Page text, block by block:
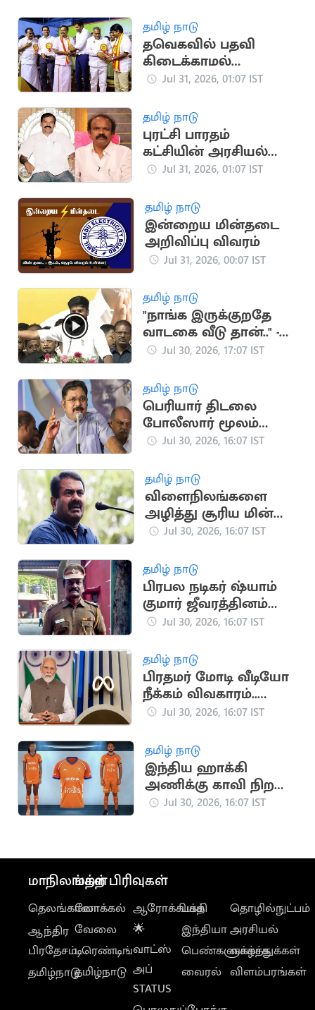
தமிழ் நாடு
தவெகவில் பதவி
கிடைக்காமல்
தவிக்கும் மாஜி
Jul 31, 2026, 01:07 IST
தமிழ் நாடு
புரட்சி பாரதம்
கட்சியின் அரசியல்
பயணம்
Jul 31, 2026, 01:07 IST
தமிழ் நாடு
இன்றைய மின்தடை
அறிவிப்பு விவரம்
Jul 31, 2026, 00:07 IST
தமிழ் நாடு
"நாங்க இருக்குறதே
வாடகை வீடு தான்.." -
அமைச்சர் ரமேஷ்
Jul 30, 2026, 17:07 IST
தமிழ் நாடு
பெரியார் திடலை
போலீஸார் மூலம்
முடக்குவதா? - டிடிவி
Jul 30, 2026, 16:07 IST
தமிழ் நாடு
விளைநிலங்களை
அழித்து சூரிய மின்
உற்பத்தி.. சீமான்
Jul 30, 2026, 16:07 IST
தமிழ் நாடு
பிரபல நடிகர் ஷ்யாம்
குமார் ஜீவரத்தினம்
காலமானார்
Jul 30, 2026, 16:07 IST
தமிழ் நாடு
பிரதமர் மோடி வீடியோ
நீக்கம் விவகாரம்..
மெட்டாவுக்கு மீண்டும்
Jul 30, 2026, 16:07 IST
தமிழ் நாடு
இந்திய ஹாக்கி
அணிக்கு காவி நிற
ஜெர்சி
Jul 30, 2026, 16:07 IST
மாநிலங்கள்
தெலங்கானா
ஆந்திர
பிரதேசம்
தமிழ்நாடு
மற்ற பிரிவுகள்
லோக்கல்
வேலை
டிரெண்டிங்
தமிழ்நாடு
ஆரோக்கியம்
🌟
வாட்ஸ்
அப்
STATUS
பக்தி
இந்தியா
பெண்களுக்காக
வைரல்
தொழில்நுட்பம்
அரசியல்
வாழ்த்துக்கள்
விளம்பரங்கள்